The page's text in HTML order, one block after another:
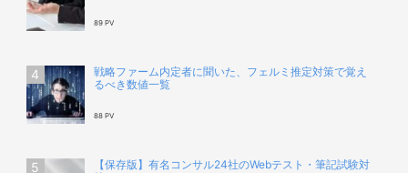
89 PV
戦略ファーム内定者に聞いた、フェルミ推定対策で覚え
るべき数値一覧
88 PV
【保存版】有名コンサル24社のWebテスト・筆記試験対